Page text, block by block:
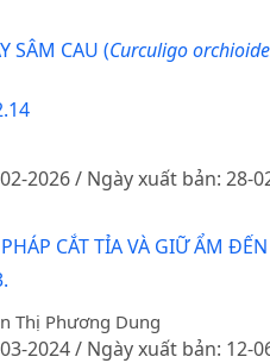
SÂM CAU (Curculigo
2026 / Ngày xuất bản: 28-
CẮT TỈA VÀ GIỮ ẨM
Thị Phương Dung
2024 / Ngày xuất bản: 12-